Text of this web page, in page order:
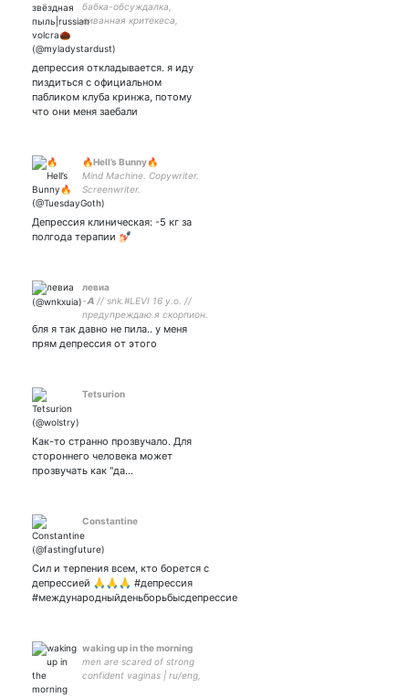
бабка-обсуждалка,
диванная критекеса,
сплетен +16 возможны
неугодного мнения. up:
#дарклина
депрессия откладывается. я иду
пиздиться с официальном
пабликом клуба кринжа, потому
что они меня заебали
🔥Hell’s Bunny🔥
Mind Machine. Copywriter.
Screenwriter.
Депрессия клиническая: -5 кг за
полгода терапии 💅🏻
левиа
-𝗔 // snk.#LEVI 16 y.o. //
предупреждаю я скорпион.
закрытка:
бля я так давно не пила.. у меня
прям депрессия от этого
Tetsurion
Как-то странно прозвучало. Для
стороннего человека может
прозвучать как "да…
Constantine
Сил и терпения всем, кто борется с
депрессией 🙏🙏🙏 #депрессия
#международныйденьборьбысдепрессие
waking up in the morning
men are scared of strong
confident vaginas | ru/eng,